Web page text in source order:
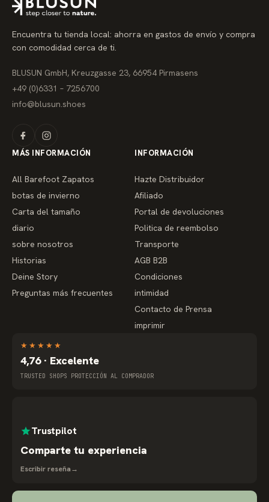
g
u
a
r
Encuentra tu tienda local: ahorra en gastos de envío y compra
con comodidad cerca de ti.
BLUSUN GmbH, Kreuzgasse 23, 66954 Pirmasens
+49 (0)6331 – 7256700
info@blusun.shoes
MÁS INFORMACIÓN
All Barefoot Zapatos
botas de invierno
Carta del tamaño
diario
sobre nosotros
Historias
Deine Story
Preguntas más frecuentes
INFORMACIÓN
Hazte Distribuidor
Afiliado
Portal de devoluciones
Politica de reembolso
Transporte
AGB B2B
Condiciones
intimidad
Contacto de Prensa
imprimir
★ ★ ★ ★ ★
4,76 · Excelente
TRUSTED SHOPS PROTECCIÓN AL COMPRADOR
Trustpilot
Comparte tu experiencia
Escribir reseña→